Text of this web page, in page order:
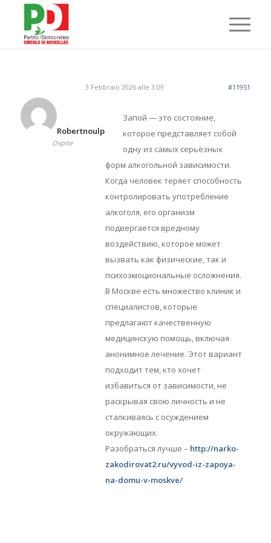
3 Febbraio 2026 alle 3:09 #11951
Robertnoulp
Ospite
Запой — это состояние,
которое представляет собой
одну из самых серьёзных
форм алкогольной зависимости.
Когда человек теряет способность
контролировать употребление
алкоголя, его организм
подвергается вредному
воздействию, которое может
вызвать как физические, так и
психоэмоциональные осложнения.
В Москве есть множество клиник и
специалистов, которые
предлагают качественную
медицинскую помощь, включая
анонимное лечение. Этот вариант
подходит тем, кто хочет
избавиться от зависимости, не
раскрывая свою личность и не
сталкиваясь с осуждением
окружающих.
Разобраться лучше – http://narko-
zakodirovat2.ru/vyvod-iz-zapoya-
na-domu-v-moskve/